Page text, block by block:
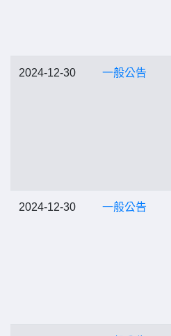
2024-12-30 一般公告
2024-12-30 一般公告